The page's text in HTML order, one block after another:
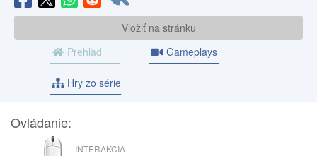
Vložiť na stránku
Prehľad
Gameplays
Hry zo série
Ovládanie:
MYŠ
INTERAKCIA